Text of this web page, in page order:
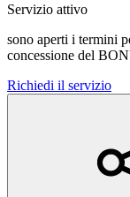
Servizio attivo
sono aperti i termini
concessione del
Richiedi il servizio